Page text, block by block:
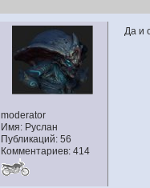
moderator
Имя: Руслан
Публикаций: 56
Комментариев: 414
Да и